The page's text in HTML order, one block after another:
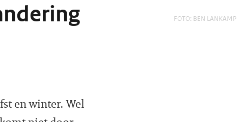
FOTO: BEN LANKAMP
en winter. Wel